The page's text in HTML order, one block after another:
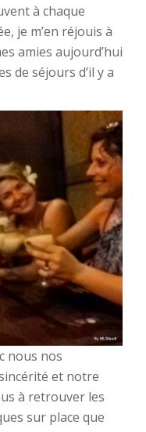
à chaque
je m’en réjouis à
amies aujourd’hui
de séjours d’il y a
nous nos
et notre
à retrouver les
sur place que